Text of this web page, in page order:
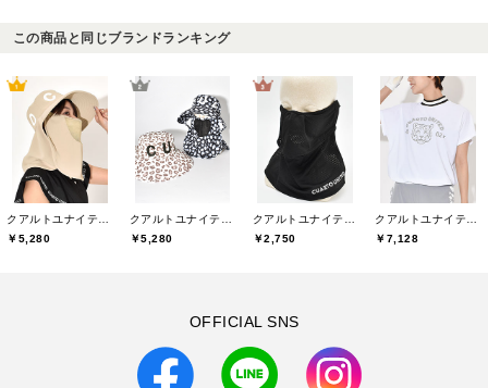
この商品と同じブランドランキング
￥5,280
￥5,280
￥2,750
￥7,128
OFFICIAL SNS